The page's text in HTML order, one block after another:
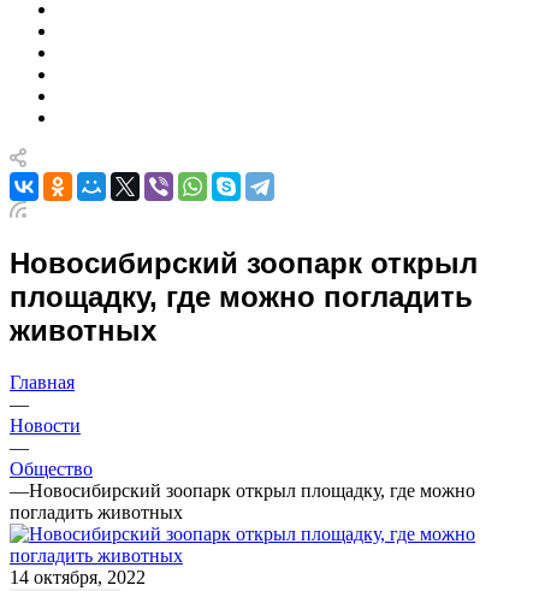
Новосибирский зоопарк открыл
площадку, где можно погладить
животных
Главная
—
Новости
—
Общество
—Новосибирский зоопарк открыл площадку, где можно
погладить животных
14 октября, 2022